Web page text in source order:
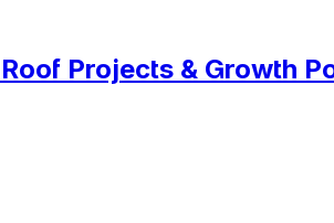
Projects & Growth